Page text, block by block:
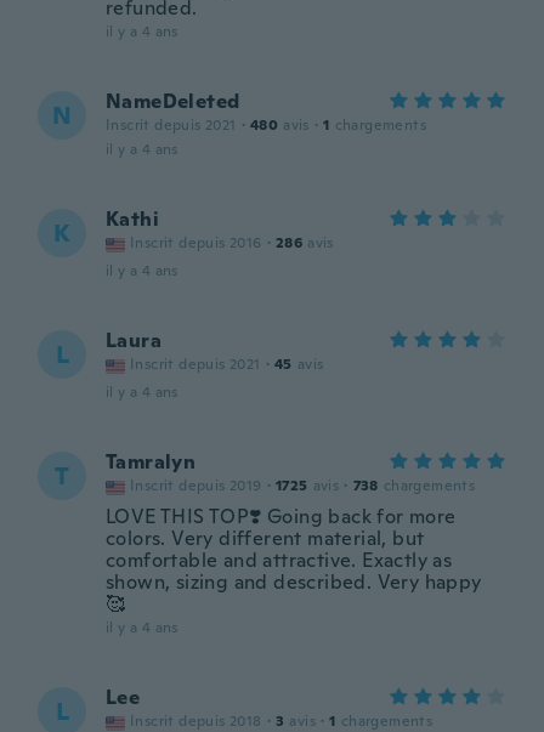
refunded.
il y a 4 ans
N NameDeleted
Inscrit depuis 2021 · 480 avis · 1 chargements
il y a 4 ans
K Kathi
Inscrit depuis 2016 · 286 avis
il y a 4 ans
L Laura
Inscrit depuis 2021 · 45 avis
il y a 4 ans
T Tamralyn
Inscrit depuis 2019 · 1725 avis · 738 chargements
LOVE THIS TOP❣️ Going back for more
colors. Very different material, but
comfortable and attractive. Exactly as
shown, sizing and described. Very happy
🥰
il y a 4 ans
L Lee
Inscrit depuis 2018 · 3 avis · 1 chargements